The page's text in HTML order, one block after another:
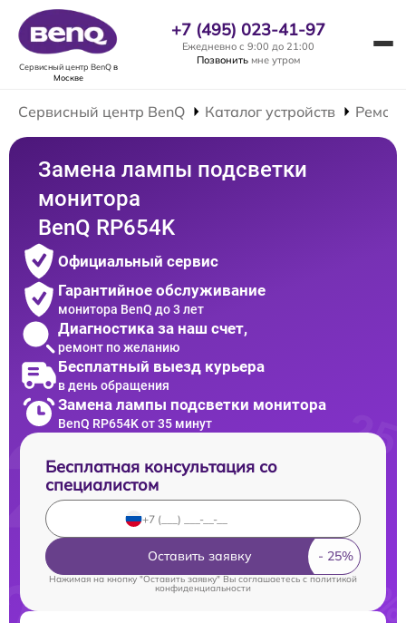
Сервисный центр BenQв
Москве
+7 (495) 023-41-97
Ежедневно с 9:00 до 21:00
Позвонить мне утром
Сервисный центр BenQ Каталог устройств
Замена лампы подсветки
монитора
BenQ RP654K
Официальный сервис
Гарантийное обслуживание
монитора BenQ до 3 лет
Диагностика за наш счет,
ремонт по желанию
Бесплатный выезд курьера
в день обращения
Замена лампы подсветки монитора
BenQ RP654K от 35 минут
Бесплатная консультация со
специалистом
Оставить заявку
Нажимая на кнопку "Оставить заявку" Вы соглашаетесь cполитикой
конфиденциальности